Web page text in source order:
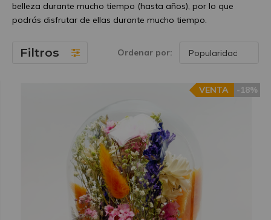
belleza durante mucho tiempo (hasta años), por lo que
podrás disfrutar de ellas durante mucho tiempo.
Filtros Ordenar por:
-18%
VENTA